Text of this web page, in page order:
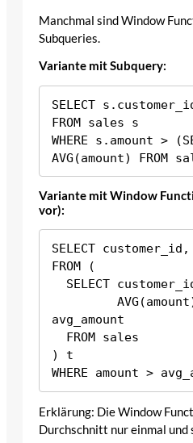
Manchmal sind Window
Subqueries.
Variante mit Subquery:
SELECT
FROM sales s
WHERE s.amount >
Variante mit Window
vor):
SELECT customer_id,
FROM (
avg_amount
) t
Erklärung: Die Window
Durchschnitt nur einmal